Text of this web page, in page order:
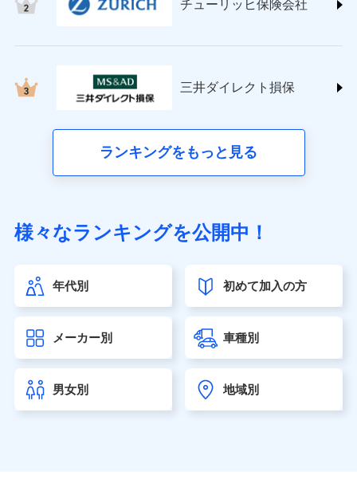
(https://www.nisshinfire.co.jp/)
(https://www.petfamilyins.co.jp/)
ins.com/)
三井ダイレクト損害保険株式会社
（https://www.sonylife.co.jp）
第一ネオ生命保険株式会社（https://neofirst.co.jp/）
大樹生命保険株式会社（https://www.taiju-life.co.jp）
seimei.co.jp）
チューリッヒ生命保険株式会社
東京海上日動あんしん生命保険株式会社
（https://www.tmn-anshin.co.jp/）
チューリッヒ保険会社
三井ダイレクト損保
ランキングをもっと見る
様々なランキングを公開中！
年代別 初めて加入の方
メーカー別 車種別
男女別 地域別